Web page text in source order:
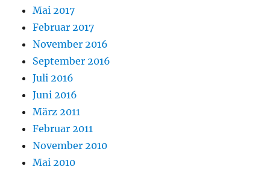
Mai 2017
Februar 2017
November 2016
September 2016
Juli 2016
Juni 2016
März 2011
Februar 2011
November 2010
Mai 2010